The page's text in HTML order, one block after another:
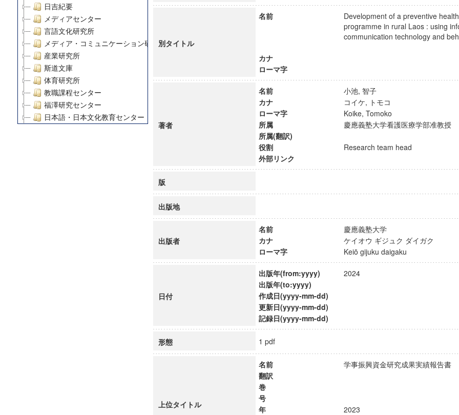
日吉紀要
メディアセンター
言語文化研究所
メディア・コミュニケーション研究所
産業研究所
斯道文庫
体育研究所
教職課程センター
福澤研究センター
日本語・日本文化教育センター
慶應義塾大学グローバルCOEプログラム論理と感性の先端的教育研究拠点
博士課程教育リーディングプログラム「超成熟社会発展のサイエンス」
別タイトル
名前
Development of a preventive
programme in rural Laos : using
communication technology and
カナ
ローマ字
著者
名前
小池, 智子
カナ
コイケ, トモコ
ローマ字
Koike, Tomoko
所属
慶應義塾大学看護医療学部准教
所属(翻訳)
役割
Research team head
外部リンク
版
出版地
出版者
名前
慶應義塾大学
カナ
ケイオウ ギジュク ダイガク
ローマ字
Keiō gijuku daigaku
日付
出版年(from:yyyy)
2024
出版年(to:yyyy)
作成日(yyyy-mm-dd)
更新日(yyyy-mm-dd)
記録日(yyyy-mm-dd)
形態 1 pdf
上位タイトル
名前
学事振興資金研究成果実績報告
翻訳
巻
号
年
2023